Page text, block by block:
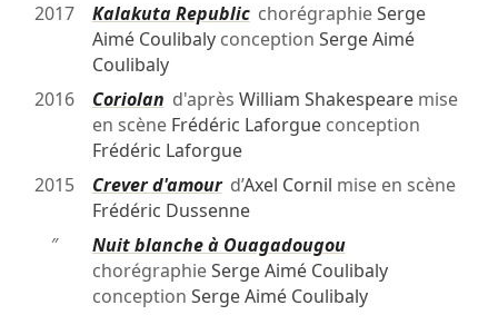
2017
Kalakuta RepublicchorégraphieSerge
Aimé Coulibalyconception Serge Aimé
Coulibaly
2016
Coriolan d'après William Shakespearemise
en scène Frédéric Laforgueconception
Frédéric Laforgue
2015
Crever d'amourd’Axel Cornil mise en scène
Frédéric Dussenne
″
Nuit blanche à Ouagadougou
chorégraphieSerge Aimé Coulibaly
conception Serge Aimé Coulibaly